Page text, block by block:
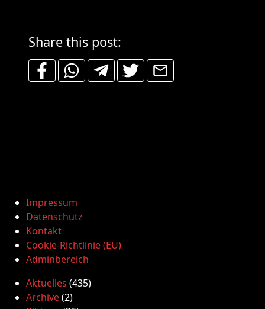
Share this post:
Impressum
Datenschutz
Kontakt
Cookie-Richtlinie (EU)
Adminbereich
Aktuelles (435)
Archive(2)